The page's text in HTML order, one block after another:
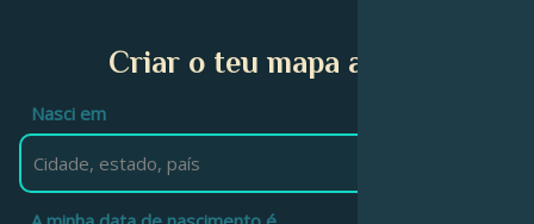
Criar o teu mapa astral
Nasci em